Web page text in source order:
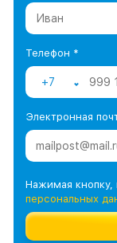
Телефон *
+7
Электронная
Нажимая кнопку,
персональных